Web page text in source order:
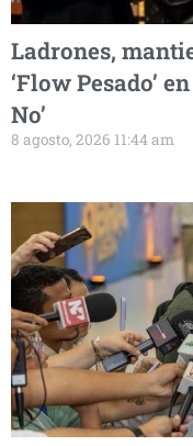
Ladrones,
‘Flow Pesado’
No’
8 agosto, 2026 11:44 am